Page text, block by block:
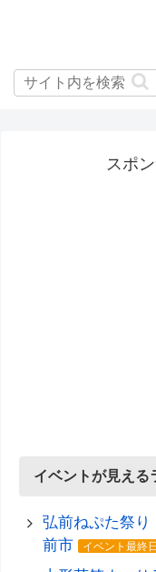
スポ
イベントが見える
弘前ねぷた祭
前市
イベント最終日